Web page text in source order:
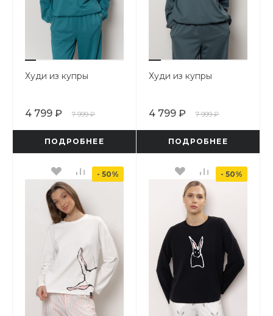
Худи из купры
4 799 ₽ 7 999 ₽
ПОДРОБНЕЕ
Худи из купры
4 799 ₽ 7 999 ₽
ПОДРОБНЕЕ
- 50% - 50%